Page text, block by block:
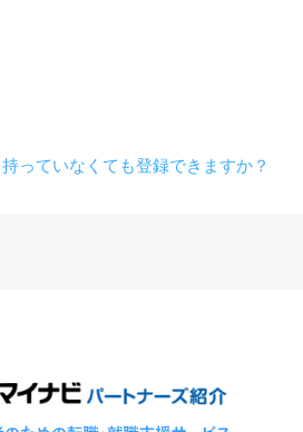
っていなくても登録できますか？